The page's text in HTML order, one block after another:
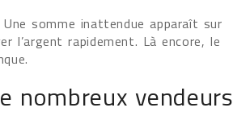
somme inattendue apparaît sur
l’argent rapidement. Là encore, le
nombreux vendeurs